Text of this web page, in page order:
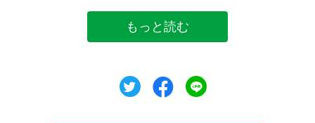
もっと読む
ツイートシェア